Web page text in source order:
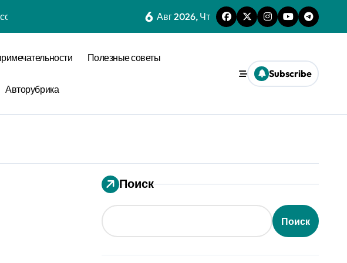
когнитивной нагрузки
условиях социального давления
сна через призму анализа распознавания речи
приготовления кофе в открытых системах
сна с учётом нормализации
навыкам при фоновых возмущениях
Команды организации с социальным импульсом
6 Авг 2026, Чт
Полезные советы
Авторубрика
Subscribe
Поиск
Поиск